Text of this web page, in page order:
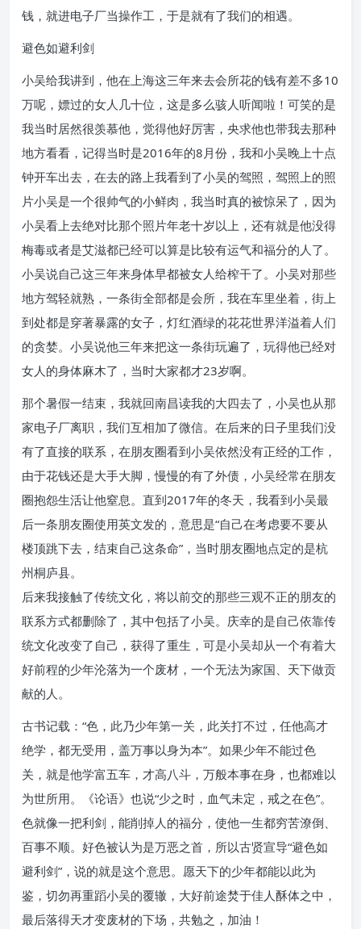
钱，就进电子厂当操作工，于是就有了我们的相遇。
避色如避利剑
小吴给我讲到，他在上海这三年来去会所花的钱有差不多10
万呢，嫖过的女人几十位，这是多么骇人听闻啦！ 可笑的是
我当时居然很羡慕他，觉得他好厉害，央求他也带我去那种
地方看看，记得当时是2016年的8月份，我和小吴晚上十点
钟开车出去，在去的路上我看到了小吴的驾照，驾照上的照
片小吴是一个很帅气的小鲜肉，我当时真的被惊呆了，因为
小吴看上去绝对比那个照片年老十岁以上，还有就是他没得
梅毒或者是艾滋都已经可以算是比较有运气和福分的人了。
小吴说自己这三年来身体早都被女人给榨干了。 小吴对那些
地方驾轻就熟，一条街全部都是会所，我在车里坐着，街上
到处都是穿著暴露的女子，灯红酒绿的花花世界洋溢着人们
的贪婪。 小吴说他三年来把这一条街玩遍了，玩得他已经对
女人的身体麻木了，当时大家都才23岁啊。
那个暑假一结束，我就回南昌读我的大四去了，小吴也从那
家电子厂离职，我们互相加了微信。 在后来的日子里我们没
有了直接的联系，在朋友圈看到小吴依然没有正经的工作，
由于花钱还是大手大脚，慢慢的有了外债，小吴经常在朋友
圈抱怨生活让他窒息。 直到2017年的冬天，我看到小吴最
后一条朋友圈使用英文发的，意思是“自己在考虑要不要从
楼顶跳下去，结束自己这条命”，当时朋友圈地点定的是杭
州桐庐县。
后来我接触了传统文化，将以前交的那些三观不正的朋友的
联系方式都删除了，其中包括了小吴。 庆幸的是自己依靠传
统文化改变了自己，获得了重生，可是小吴却从一个有着大
好前程的少年沦落为一个废材，一个无法为家国、天下做贡
献的人。
古书记载： “色，此乃少年第一关，此关打不过，任他高才
绝学，都无受用，盖万事以身为本”。 如果少年不能过色
关，就是他学富五车，才高八斗，万般本事在身，也都难以
为世所用。
《论语》也说“少之时，血气未定，戒之在色”。
色就像一把利剑，能削掉人的福分，使他一生都穷苦潦倒、
百事不顺。 好色被认为是万恶之首，所以古贤宣导“避色如
避利剑”，说的就是这个意思。 愿天下的少年都能以此为
鉴，切勿再重蹈小吴的覆辙，大好前途焚于佳人酥体之中，
最后落得天才变废材的下场，共勉之，加油！